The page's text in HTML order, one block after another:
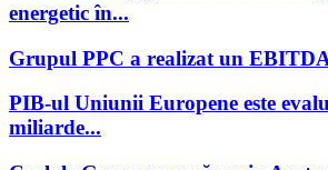
energetic în...
Grupul PPC a realizat un
PIB-ul Uniunii Europene este
miliarde...